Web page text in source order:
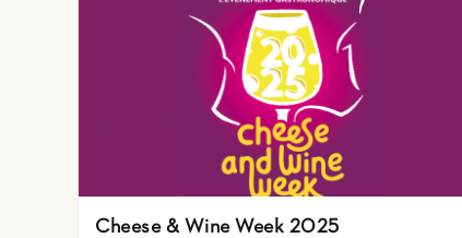
Cheese & Wine Week 2025